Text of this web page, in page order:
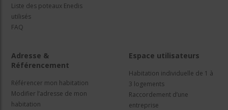
Liste des poteaux Enedis
utilisés
FAQ
Adresse &
Référencement
Référencer mon habitation
Modifier l’adresse de mon
habitation
Espace utilisateurs
Habitation individuelle de 1 à
3 logements
Raccordement d’une
entreprise